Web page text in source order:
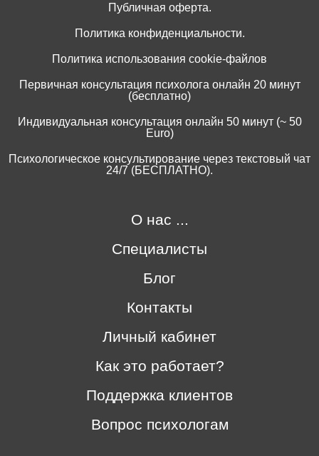
Публичная оферта.
Политика конфиденциальности.
Политика использования cookie-файлов
Первичная консультация психолога онлайн 20 минут
(бесплатно)
Индивидуальная консультация онлайн 50 минут (~ 50
Euro)
Психологическое консультирование через текстовый чат
24/7 (БЕСПЛАТНО).
О нас ...
Специалисты
Блог
Контакты
Личный кабинет
Как это работает?
Поддержка клиентов
Вопрос психологам